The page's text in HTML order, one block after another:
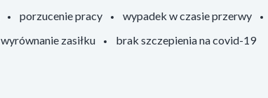
porzucenie pracy wypadek w czasie przerwy
wyrównanie zasiłku brak szczepienia na covid-19